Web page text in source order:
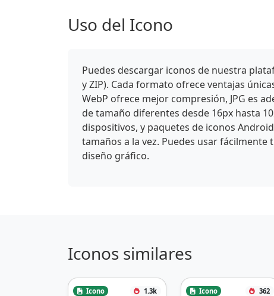
Uso del Icono
Puedes descargar iconos de nuestra
y ZIP). Cada formato ofrece ventajas
WebP ofrece mejor compresión, JPG es
de tamaño diferentes desde 16px hasta
dispositivos, y paquetes de iconos
tamaños a la vez. Puedes usar
diseño gráfico.
Iconos similares
Icono 1.3k Icono 362